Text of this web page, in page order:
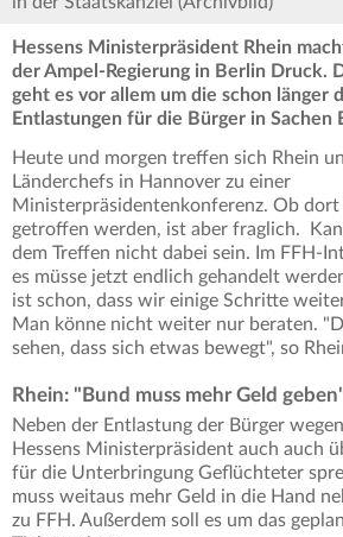
Hessens Ministerpräsident Rhein
der Ampel-Regierung in Berlin Druck.
geht es vor allem um die schon länger
Entlastungen für die Bürger in Sachen
Heute und morgen treffen sich Rhein
Länderchefs in Hannover zu einer
Ministerpräsidentenkonferenz. Ob dort
getroffen werden, ist aber fraglich.
dem Treffen nicht dabei sein. Im FFH-
es müsse jetzt endlich gehandelt
ist schon, dass wir einige Schritte
Man könne nicht weiter nur beraten.
sehen, dass sich etwas bewegt", so
Rhein: "Bund muss mehr Geld
Neben der Entlastung der Bürger
Hessens Ministerpräsident auch auch
für die Unterbringung Geflüchteter
muss weitaus mehr Geld in die Hand
zu FFH. Außerdem soll es um das